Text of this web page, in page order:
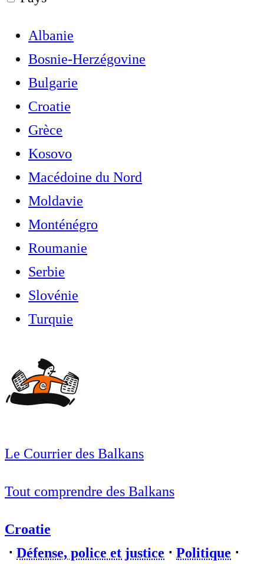
Albanie
Bosnie-Herzégovine
Bulgarie
Croatie
Grèce
Kosovo
Macédoine du Nord
Moldavie
Monténégro
Roumanie
Serbie
Slovénie
Turquie
Le Courrier des Balkans
Tout comprendre des Balkans
Croatie
⋅ Défense, police et justice ⋅ Politique ⋅